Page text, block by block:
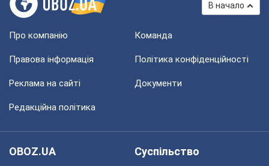
В начало
Про компанію Команда
Правова інформація Політика конфіденційності
Реклама на сайті Документи
Редакційна політика
OBOZ.UA
Суспільство